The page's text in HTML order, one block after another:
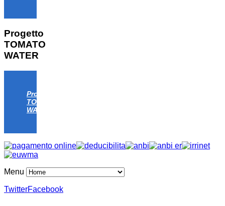
Progetto
TOMATO
WATER
Progetto
TOMATO
WATER
Menu
TwitterFacebook